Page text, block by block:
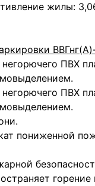
жилы:
ПВХ
ПВХ
пониженной